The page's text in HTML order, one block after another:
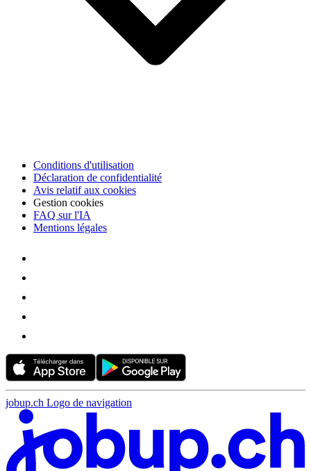
Conditions d'utilisation
Déclaration de confidentialité
Avis relatif aux cookies
Gestion cookies
FAQ sur l'IA
Mentions légales
jobup.ch Logo de navigation